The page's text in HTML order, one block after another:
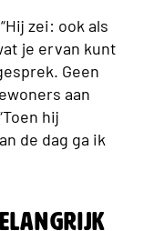
zei: ook als
je ervan kunt
Geen
aan
hij
de dag ga ik